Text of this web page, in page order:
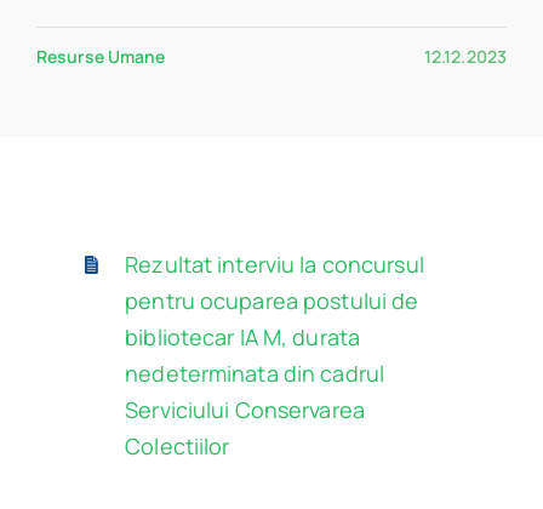
Biblioteca digitală
Resurse Umane 12.12.2023
Rezultat interviu la concursul
pentru ocuparea postului de
bibliotecar IA M, durata
nedeterminata din cadrul
Serviciului Conservarea
Colectiilor